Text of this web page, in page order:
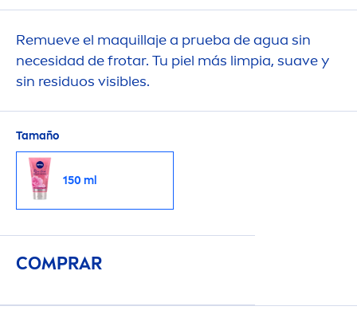
Remueve el maquillaje a prueba de agua sin
necesidad de frotar. Tu piel más limpia, suave y
sin residuos visibles.
Tamaño
150 ml
COMPRAR